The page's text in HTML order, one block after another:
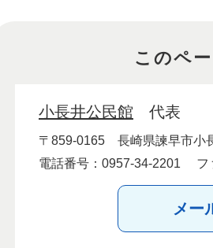
このペ
小長井公民館 代表
〒859-0165
長崎県諫早市小
電話番号：0957-34-2201
フ
メー